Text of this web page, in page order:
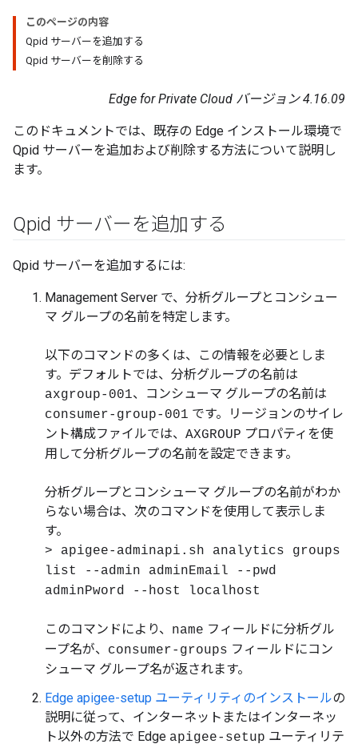
このページの内容
Qpid サーバーを追加する
Qpid サーバーを削除する
Edge for Private Cloud バージョン 4.16.09
このドキュメントでは、既存の Edge インストール環境で
Qpid サーバーを追加および削除する方法について説明し
ます。
Qpid サーバーを追加する
Qpid サーバーを追加するには:
Management Server で、分析グループとコンシュー
マ グループの名前を特定します。
以下のコマンドの多くは、この情報を必要としま
す。デフォルトでは、分析グループの名前は
axgroup-001、コンシューマ グループの名前は
consumer-group-001 です。リージョンのサイレ
ント構成ファイルでは、 AXGROUP プロパティを使
用して分析グループの名前を設定できます。
分析グループとコンシューマ グループの名前がわか
らない場合は、次のコマンドを使用して表示しま
す。
> apigee-adminapi.sh analytics groups
list --admin adminEmail --pwd
adminPword --host localhost
このコマンドにより、 name フィールドに分析グル
ープ名が、 consumer-groups フィールドにコン
シューマ グループ名が返されます。
Edge apigee-setup ユーティリティのインストールの
説明に従って、インターネットまたはインターネッ
ト以外の方法で Edge apigee-setup ユーティリテ